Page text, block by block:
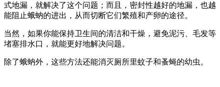
式地漏，就解决了这个问题；而且，密封性越好的地漏，也越
能阻止蛾蚋的进出，从而切断它们繁殖和产卵的途径。
当然，如果你能保持卫生间的清洁和干燥，避免泥污、毛发等
堵塞排水口，就能更好地解决问题。
除了蛾蚋外，这些方法还能消灭厕所里蚊子和蚤蝇的幼虫。